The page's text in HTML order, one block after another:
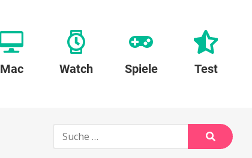
Mac Watch Spiele Test
Suche
Suche